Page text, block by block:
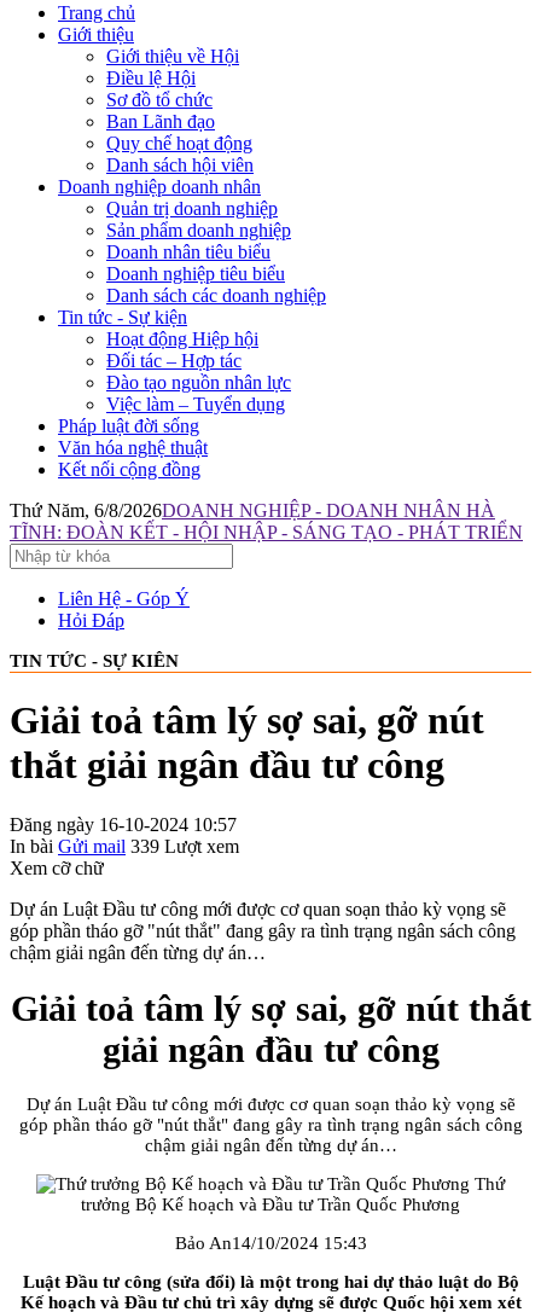
Trang chủ
Giới thiệu
Giới thiệu về Hội
Điều lệ Hội
Sơ đồ tổ chức
Ban Lãnh đạo
Quy chế hoạt động
Danh sách hội viên
Doanh nghiệp doanh nhân
Quản trị doanh nghiệp
Sản phẩm doanh nghiệp
Doanh nhân tiêu biểu
Doanh nghiệp tiêu biểu
Danh sách các doanh nghiệp
Tin tức - Sự kiện
Hoạt động Hiệp hội
Đối tác – Hợp tác
Đào tạo nguồn nhân lực
Việc làm – Tuyển dụng
Pháp luật đời sống
Văn hóa nghệ thuật
Kết nối cộng đồng
Thứ Năm, 6/8/2026DOANH NGHIỆP - DOANH NHÂN HÀ
TĨNH: ĐOÀN KẾT - HỘI NHẬP - SÁNG TẠO - PHÁT TRIỂN
Liên Hệ - Góp Ý
Hỏi Đáp
TIN TỨC - SỰ KIÊN
Giải toả tâm lý sợ sai, gỡ nút
thắt giải ngân đầu tư công
Đăng ngày 16-10-2024 10:57
In bài Gửi mail 339 Lượt xem
Xem cỡ chữ
Dự án Luật Đầu tư công mới được cơ quan soạn thảo kỳ vọng sẽ
góp phần tháo gỡ "nút thắt" đang gây ra tình trạng ngân sách công
chậm giải ngân đến từng dự án…
Giải toả tâm lý sợ sai, gỡ nút thắt
giải ngân đầu tư công
Dự án Luật Đầu tư công mới được cơ quan soạn thảo kỳ vọng sẽ
góp phần tháo gỡ "nút thắt" đang gây ra tình trạng ngân sách công
chậm giải ngân đến từng dự án…
Thứ
trưởng Bộ Kế hoạch và Đầu tư Trần Quốc Phương
Bảo An14/10/2024 15:43
Luật Đầu tư công (sửa đổi) là một trong hai dự thảo luật do Bộ
Kế hoạch và Đầu tư chủ trì xây dựng sẽ được Quốc hội xem xét